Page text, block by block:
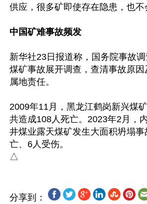
供应，很多矿即使存在隐患，也不
中国矿难事故频发
新华社23日报道称，国务院事故
煤矿事故展开调查，查清事故原因
属地责任。
2009年11月，黑龙江鹤岗新兴煤
共造成108人死亡。2023年2月，
井煤业露天煤矿发生大面积坍塌
亡、6人受伤。
分享到：